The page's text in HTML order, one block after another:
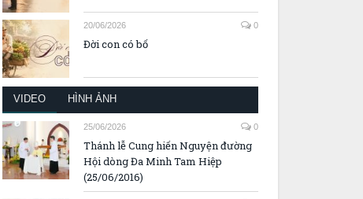
20/06/2026 0
Đời con có bố
VIDEO HÌNH ẢNH
25/06/2026 0
Thánh lễ Cung hiến Nguyện đường
Hội dòng Đa Minh Tam Hiệp
(25/06/2016)